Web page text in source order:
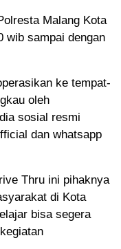
Malang Kota
wib sampai dengan
ke tempat-
oleh
sosial resmi
dan whatsapp
Thru ini pihaknya
di Kota
bisa segera